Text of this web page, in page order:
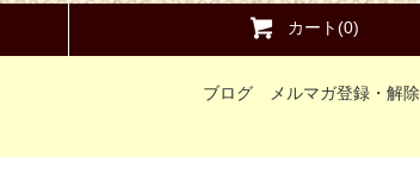
カート(0)
ブログ メルマガ登録・解除